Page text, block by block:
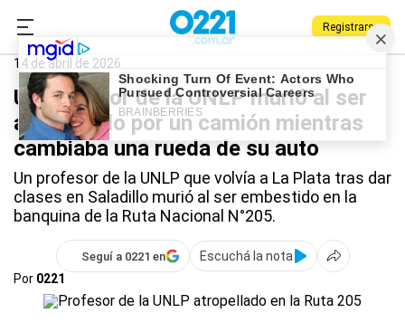
Registrarse
0221.com.ar Universidad
14 de abril de 2026
Un profesor de la UNLP murió al ser
atropellado por un camión mientras
cambiaba una rueda de su auto
Un profesor de la UNLP que volvía a La Plata tras dar
clases en Saladillo murió al ser embestido en la
banquina de la Ruta Nacional N°205.
Seguí a 0221 en
Escuchá la nota
Por 0221